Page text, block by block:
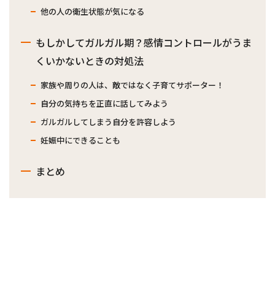
他の人の衛生状態が気になる
もしかしてガルガル期？感情コントロールがうま
くいかないときの対処法
家族や周りの人は、敵ではなく子育てサポーター！
自分の気持ちを正直に話してみよう
ガルガルしてしまう自分を許容しよう
妊娠中にできることも
まとめ